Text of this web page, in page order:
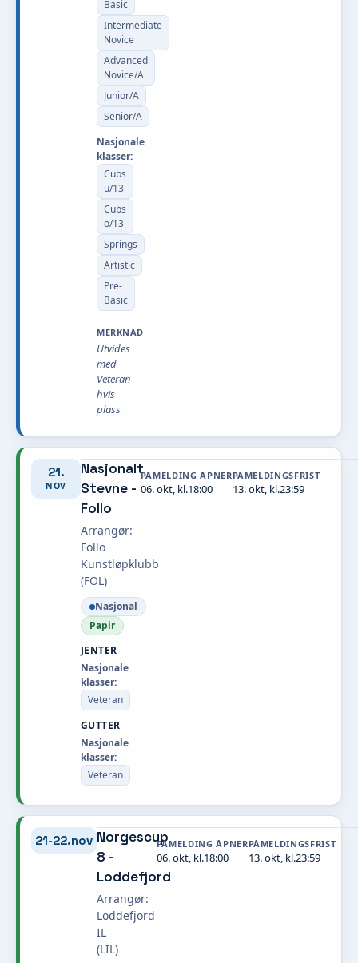
Basic
Intermediate
Novice
Advanced
Novice/A
Junior/A
Senior/A
Nasjonale
klasser:
Cubs
u/13
Cubs
o/13
Springs
Artistic
Pre-
Basic
MERKNAD
Utvides
med
Veteran
hvis
plass
21.
NOV
Nasjonalt
Stevne -
Follo
Arrangør:
Follo
Kunstløpklubb
(FOL)
Nasjonal
Papir
JENTER
Nasjonale
klasser:
Veteran
GUTTER
Nasjonale
klasser:
Veteran
PÅMELDING ÅPNER
06. okt, kl.18:00
PÅMELDINGSFRIST
13. okt, kl.23:59
21-22.nov Norgescup
8 -
Loddefjord
Arrangør:
Loddefjord
IL
(LIL)
PÅMELDING ÅPNER
06. okt, kl.18:00
PÅMELDINGSFRIST
13. okt, kl.23:59